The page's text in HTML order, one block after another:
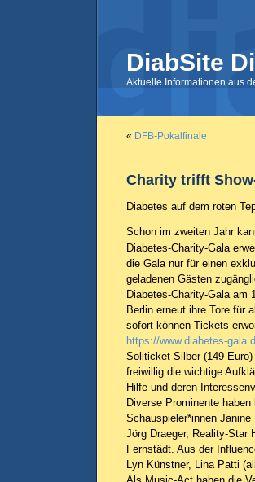
DiabSite
Aktuelle Informationen aus
« DFB-Pokalfinale
Charity trifft
Diabetes auf dem roten
Schon im zweiten Jahr
Diabetes-Charity-Gala
die Gala nur für einen
geladenen Gästen
Diabetes-Charity-Gala am
Berlin erneut ihre Tore für
sofort können Tickets
https://www.diabetes-
Soliticket Silber (149
freiwillig die wichtige
Hilfe und deren
Diverse Prominente
Schauspieler*innen
Jörg Draeger, Reality-Star
Fernstädt. Aus der
Lyn Künstner, Lina Patti